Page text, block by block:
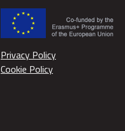
Privacy Policy
Cookie Policy